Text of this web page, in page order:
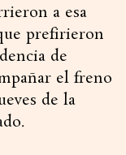
a esa
prefirieron
de
el freno
de la